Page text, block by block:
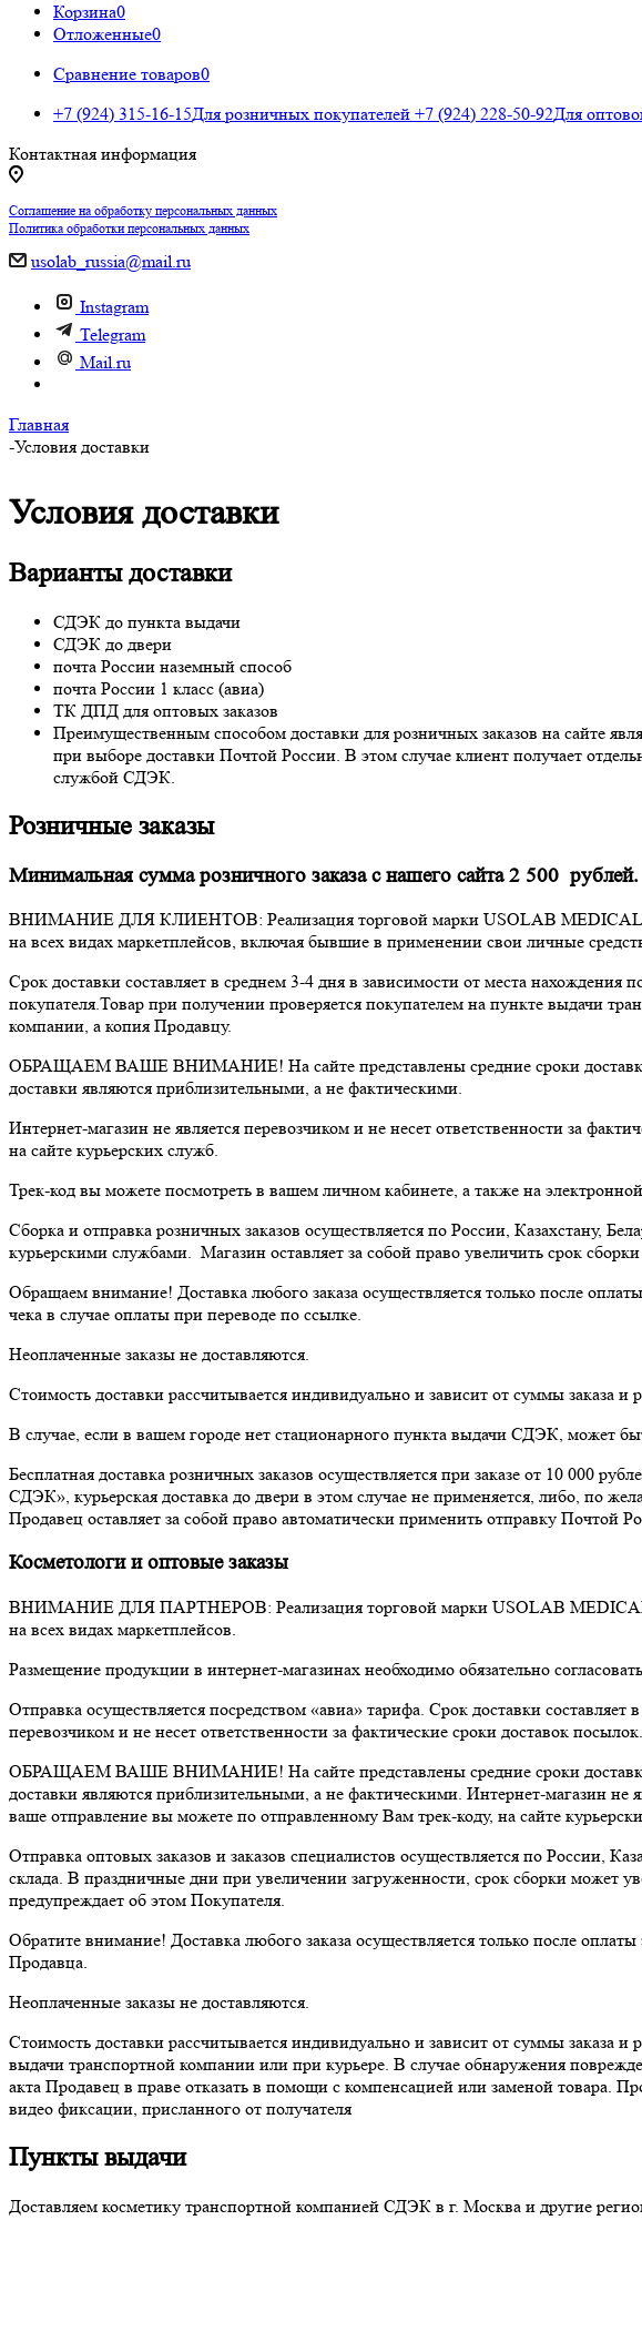
Корзина0
Отложенные0
Сравнение товаров0
+7 (924) 315-16-15Для розничных покупателей +7 (924) 228-50-92Для
Контактная информация
Соглашение на обработку персональных данных
Политика обработки персональных данных
usolab_russia@mail.ru
Instagram
Telegram
Mail.ru
Главная
-Условия доставки
Условия доставки
Варианты доставки
СДЭК до пункта выдачи
СДЭК до двери
почта России наземный способ
почта России 1 класс (авиа)
ТК ДПД для оптовых заказов
Преимущественным способом доставки для розничных заказов на сайте
при выборе доставки Почтой России. В этом случае клиент получает
службой СДЭК.
Розничные заказы
Минимальная сумма розничного заказа с нашего сайта 2 500 рублей.
ВНИМАНИЕ ДЛЯ КЛИЕНТОВ: Реализация торговой марки USOLAB MEDICAL
на всех видах маркетплейсов, включая бывшие в применении свои личные
Срок доставки составляет в среднем 3-4 дня в зависимости от места
покупателя.Товар при получении проверяется покупателем на пункте выдачи
компании, а копия Продавцу.
ОБРАЩАЕМ ВАШЕ ВНИМАНИЕ! На сайте представлены средние сроки доставки
доставки являются приблизительными, а не фактическими.
Интернет-магазин не является перевозчиком и не несет ответственности за
на сайте курьерских служб.
Трек-код вы можете посмотреть в вашем личном кабинете, а также на
Сборка и отправка розничных заказов осуществляется по России, Казахстану,
курьерскими службами. Магазин оставляет за собой право увеличить срок
Обращаем внимание! Доставка любого заказа осуществляется только после
чека в случае оплаты при переводе по ссылке.
Неоплаченные заказы не доставляются.
Стоимость доставки рассчитывается индивидуально и зависит от суммы заказа
В случае, если в вашем городе нет стационарного пункта выдачи СДЭК, может
Бесплатная доставка розничных заказов осуществляется при заказе от 10 000
СДЭК», курьерская доставка до двери в этом случае не применяется, либо, по
Продавец оставляет за собой право автоматически применить отправку
Косметологи и оптовые заказы
ВНИМАНИЕ ДЛЯ ПАРТНЕРОВ: Реализация торговой марки USOLAB MEDICAL
на всех видах маркетплейсов.
Размещение продукции в интернет-магазинах необходимо обязательно
Отправка осуществляется посредством «авиа» тарифа. Срок доставки
перевозчиком и не несет ответственности за фактические сроки доставок
ОБРАЩАЕМ ВАШЕ ВНИМАНИЕ! На сайте представлены средние сроки доставки
доставки являются приблизительными, а не фактическими. Интернет-магазин не
ваше отправление вы можете по отправленному Вам трек-коду, на сайте
Отправка оптовых заказов и заказов специалистов осуществляется по России,
склада. В праздничные дни при увеличении загруженности, срок сборки может
предупреждает об этом Покупателя.
Обратите внимание! Доставка любого заказа осуществляется только после
Продавца.
Неоплаченные заказы не доставляются.
Стоимость доставки рассчитывается индивидуально и зависит от суммы заказа
выдачи транспортной компании или при курьере. В случае обнаружения
акта Продавец в праве отказать в помощи с компенсацией или заменой товара.
видео фиксации, присланного от получателя
Пункты выдачи
Доставляем косметику транспортной компанией СДЭК в г. Москва и другие